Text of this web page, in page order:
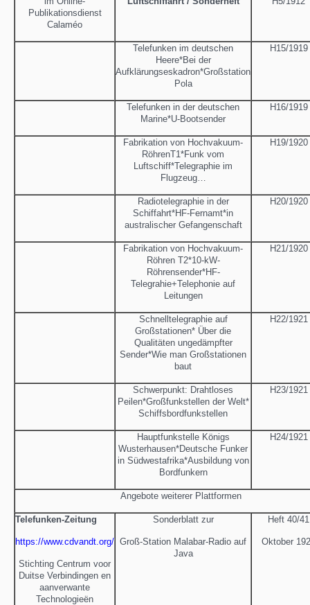
Publikationsdienst
Calaméo
Telefunken im deutschen
Heere*Bei der
Aufklärungseskadron*Großstation
Pola
H15/1919
Telefunken in der deutschen
Marine*U-Bootsender
H16/1919
Fabrikation von Hochvakuum-
RöhrenT1*Funk vom
Luftschiff*Telegraphie im
Flugzeug…
H19/1920
Radiotelegraphie in der
Schiffahrt*HF-Fernamt*in
australischer Gefangenschaft
H20/1920
Fabrikation von Hochvakuum-
Röhren T2*10-kW-
Röhrensender*HF-
Telegrahie+Telephonie auf
Leitungen
H21/1920
Schnelltelegraphie auf
Großstationen* Über die
Qualitäten ungedämpfter
Sender*Wie man Großstationen
baut
H22/1921
Schwerpunkt: Drahtloses
Peilen*Großfunkstellen der Welt*
Schiffsbordfunkstellen
H23/1921
Hauptfunkstelle Königs
Wusterhausen*Deutsche Funker
in Südwestafrika*Ausbildung von
Bordfunkern
H24/1921
Angebote weiterer Plattformen
Telefunken-Zeitung
https://www.cdvandt.org/
Stichting Centrum voor
Duitse Verbindingen en
aanverwante
Technologieën
Sonderblatt zur
Groß-Station Malabar-Radio auf
Java
Heft 40/41
Oktober